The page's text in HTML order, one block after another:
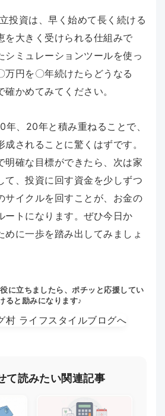
投資は、早く始めて長く続ける
を大きく受けられる仕組みで
シミュレーションツールを使っ
万円を〇年続けたらどうなる
かめてみてください。
年、20年と積み重ねることで、
されることに驚くはずです。
明確な目標ができたら、次は家
て、投資に回す資金を少しずつ
サイクルを回すことが、お金の
ートになります。ぜひ今日か
めに一歩を踏み出してみましょ
に立ちましたら、ポチッと応援してい
ると励みになります♪
て読みたい関連記事